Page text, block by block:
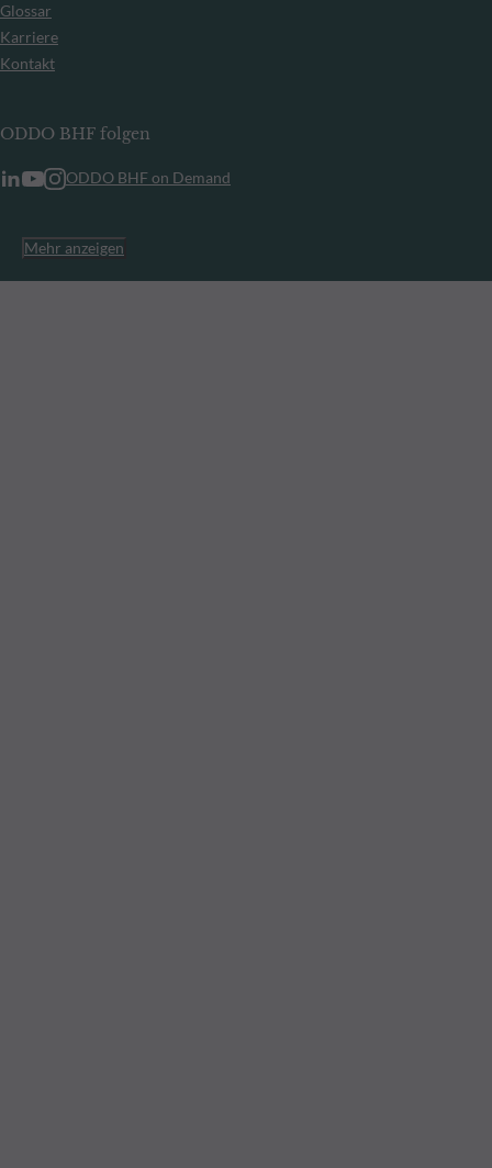
Glossar
Karriere
Kontakt
ODDO BHF folgen
ODDO BHF on Demand
Mehr anzeigen